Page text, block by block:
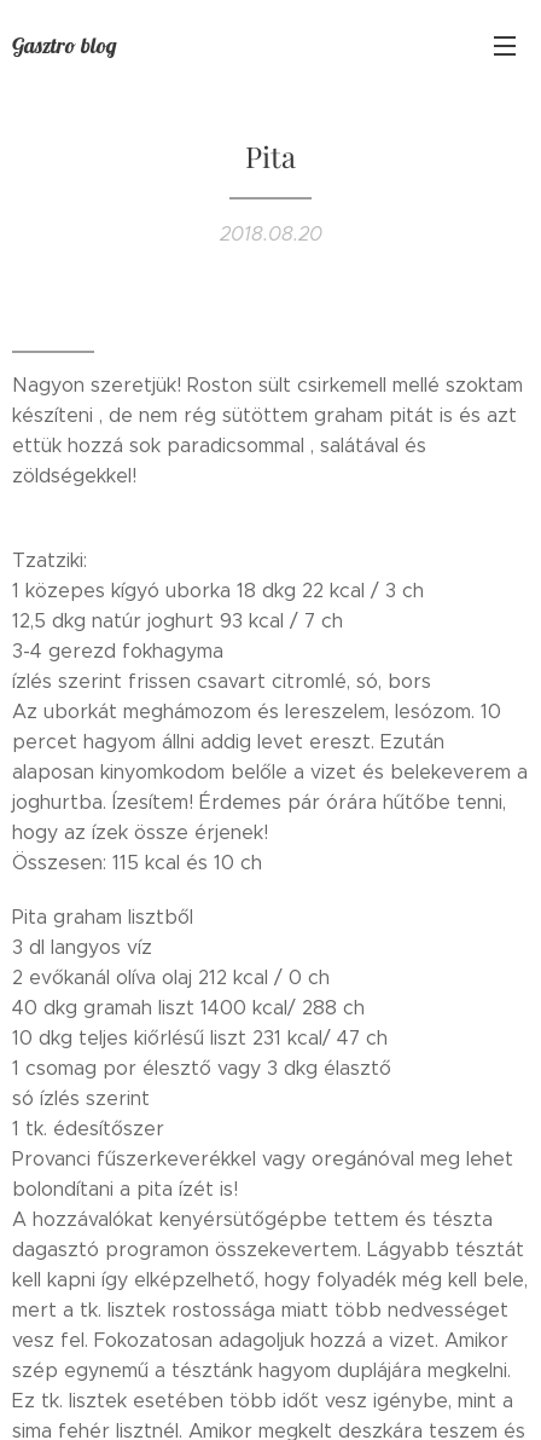
Gasztro blog
Pita
2018.08.20
Nagyon szeretjük! Roston sült csirkemell mellé szoktam
készíteni , de nem rég sütöttem graham pitát is és azt
ettük hozzá sok paradicsommal , salátával és
zöldségekkel!
Tzatziki:
1 közepes kígyó uborka 18 dkg 22 kcal / 3 ch
12,5 dkg natúr joghurt 93 kcal / 7 ch
3-4 gerezd fokhagyma
ízlés szerint frissen csavart citromlé, só, bors
Az uborkát meghámozom és lereszelem, lesózom. 10
percet hagyom állni addig levet ereszt. Ezután
alaposan kinyomkodom belőle a vizet és belekeverem a
joghurtba. Ízesítem! Érdemes pár órára hűtőbe tenni,
hogy az ízek össze érjenek!
Összesen: 115 kcal és 10 ch
Pita graham lisztből
3 dl langyos víz
2 evőkanál olíva olaj 212 kcal / 0 ch
40 dkg gramah liszt 1400 kcal/ 288 ch
10 dkg teljes kiőrlésű liszt 231 kcal/ 47 ch
1 csomag por élesztő vagy 3 dkg élasztő
só ízlés szerint
1 tk. édesítőszer
Provanci fűszerkeverékkel vagy oregánóval meg lehet
bolondítani a pita ízét is!
A hozzávalókat kenyérsütőgépbe tettem és tészta
dagasztó programon összekevertem. Lágyabb tésztát
kell kapni így elképzelhető, hogy folyadék még kell bele,
mert a tk. lisztek rostossága miatt több nedvességet
vesz fel. Fokozatosan adagoljuk hozzá a vizet. Amikor
szép egynemű a tésztánk hagyom duplájára megkelni.
Ez tk. lisztek esetében több időt vesz igénybe, mint a
sima fehér lisztnél. Amikor megkelt deszkára teszem és